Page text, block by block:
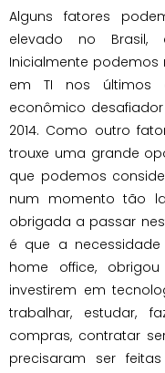
Alguns fatores
elevado no Brasil,
Inicialmente podemos
em TI nos últimos
econômico
2014. Como outro
trouxe uma grande
que podemos
num momento tão
obrigada a passar
é que a
home office,
investirem em
trabalhar, estudar,
compras, contratar
precisaram ser